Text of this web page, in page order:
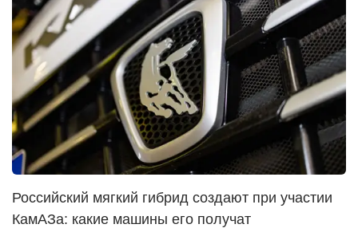
Российский мягкий гибрид создают при участии
КамАЗа: какие машины его получат